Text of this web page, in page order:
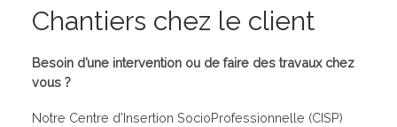
Chantiers chez le client
Besoin d’une intervention ou de faire des travaux chez
vous ?
Notre Centre d’Insertion SocioProfessionnelle (CISP)